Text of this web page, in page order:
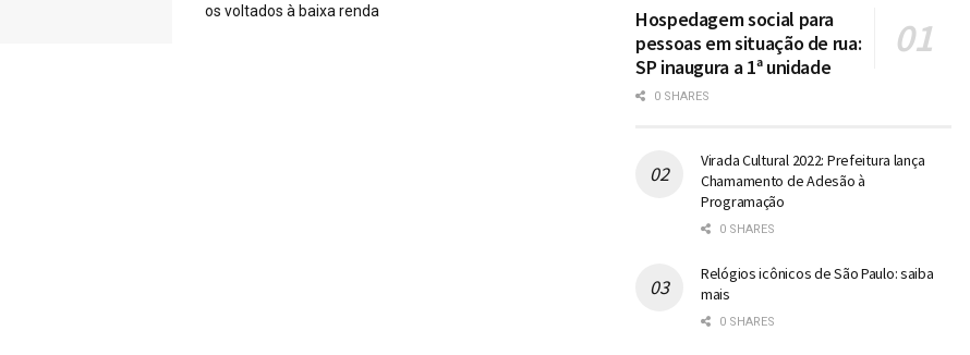
os voltados à baixa renda
Hospedagem social para
pessoas em situação de rua:
SP inaugura a 1ª unidade
0 SHARES
Virada Cultural 2022: Prefeitura lança
Chamamento de Adesão à
Programação
0 SHARES
Relógios icônicos de São Paulo: saiba
mais
0 SHARES